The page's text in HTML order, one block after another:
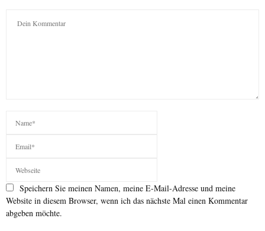
Speichern Sie meinen Namen, meine E-Mail-Adresse und meine
Website in diesem Browser, wenn ich das nächste Mal einen Kommentar
abgeben möchte.